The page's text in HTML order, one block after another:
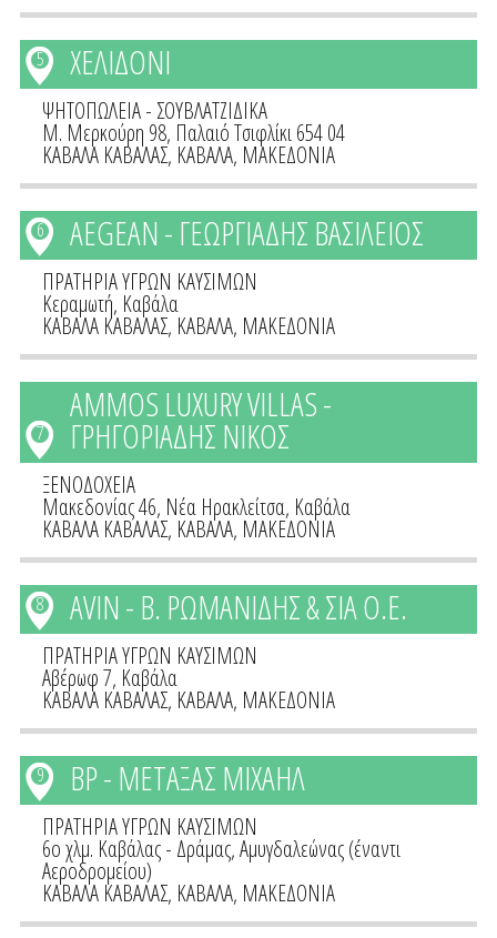
ΧΕΛΙΔΟΝΙ
5
ΨΗΤΟΠΩΛΕΙΑ - ΣΟΥΒΛΑΤΖΙΔΙΚΑ
Μ. Μερκούρη 98, Παλαιό Τσιφλίκι 654 04
ΚΑΒΑΛΑ ΚΑΒΑΛΑΣ, ΚΑΒΑΛΑ, ΜΑΚΕΔΟΝΙΑ
AEGEAN - ΓΕΩΡΓΙΑΔΗΣ ΒΑΣΙΛΕΙΟΣ
6
ΠΡΑΤΗΡΙΑ ΥΓΡΩΝ ΚΑΥΣΙΜΩΝ
Κεραμωτή, Καβάλα
ΚΑΒΑΛΑ ΚΑΒΑΛΑΣ, ΚΑΒΑΛΑ, ΜΑΚΕΔΟΝΙΑ
AMMOS LUXURY VILLAS -
ΓΡΗΓΟΡΙΑΔΗΣ ΝΙΚΟΣ
7
ΞΕΝΟΔΟΧΕΙΑ
Μακεδονίας 46, Νέα Ηρακλείτσα, Καβάλα
ΚΑΒΑΛΑ ΚΑΒΑΛΑΣ, ΚΑΒΑΛΑ, ΜΑΚΕΔΟΝΙΑ
AVIN - Β. ΡΩΜΑΝΙΔΗΣ & ΣΙΑ Ο.Ε.
8
ΠΡΑΤΗΡΙΑ ΥΓΡΩΝ ΚΑΥΣΙΜΩΝ
Αβέρωφ 7, Καβάλα
ΚΑΒΑΛΑ ΚΑΒΑΛΑΣ, ΚΑΒΑΛΑ, ΜΑΚΕΔΟΝΙΑ
BP - ΜΕΤΑΞΑΣ ΜΙΧΑΗΛ
9
ΠΡΑΤΗΡΙΑ ΥΓΡΩΝ ΚΑΥΣΙΜΩΝ
6ο χλμ. Καβάλας - Δράμας, Αμυγδαλεώνας (έναντι
Αεροδρομείου)
ΚΑΒΑΛΑ ΚΑΒΑΛΑΣ, ΚΑΒΑΛΑ, ΜΑΚΕΔΟΝΙΑ